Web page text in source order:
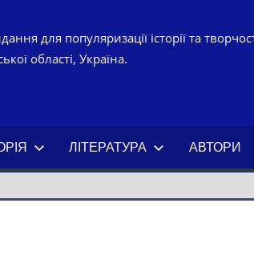
для популяризації історії та
області, Україна.
ЛІТЕРАТУРА АВТОРИ